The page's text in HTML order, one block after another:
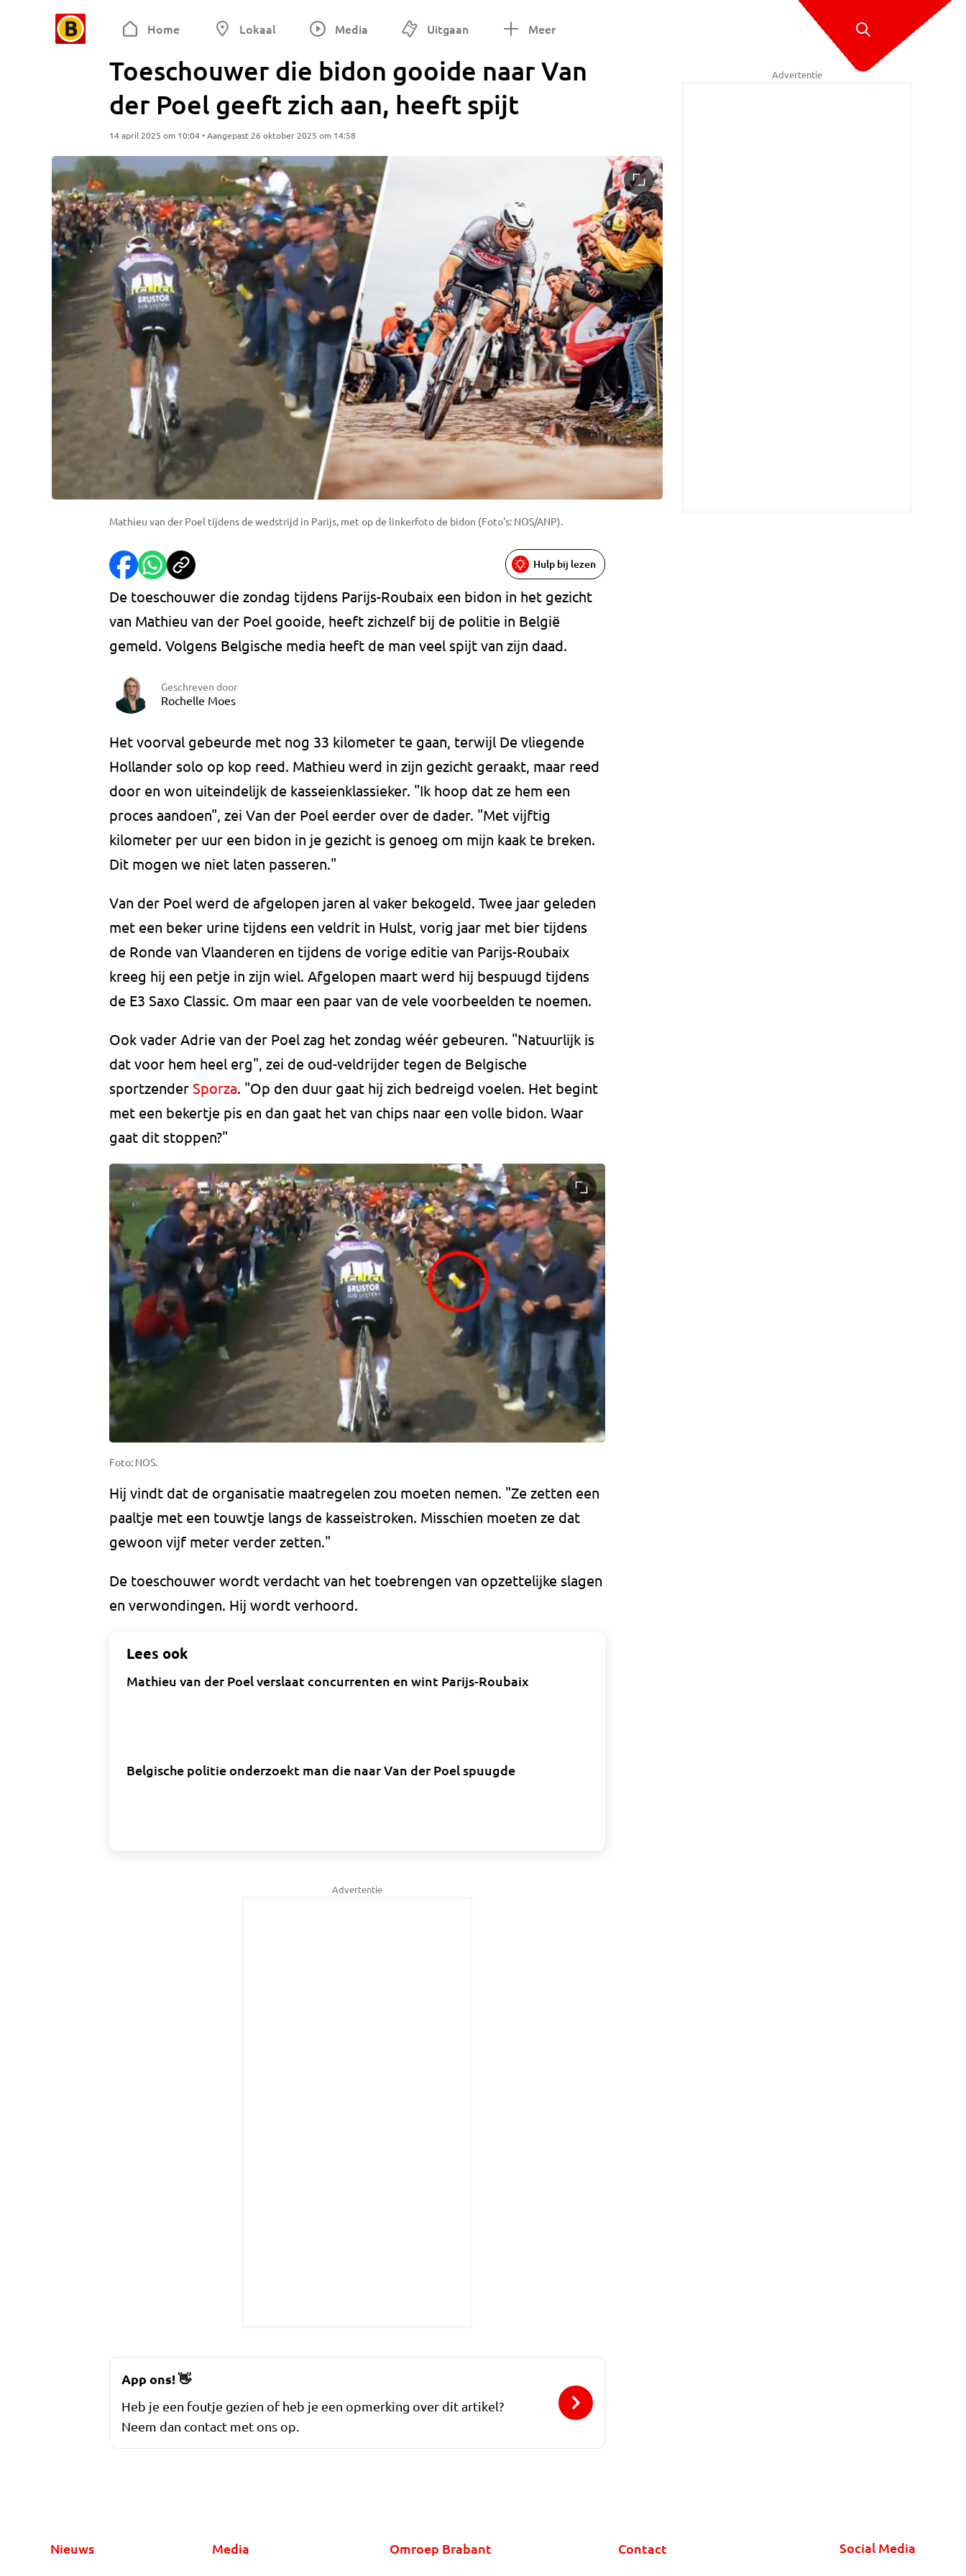
Home Lokaal Media Uitgaan Meer
Toeschouwer die bidon gooide naar Van
der Poel geeft zich aan, heeft spijt
14 april 2025 om 10:04 • Aangepast 26 oktober 2025 om 14:58
Mathieu van der Poel tijdens de wedstrijd in Parijs, met op de linkerfoto de bidon (Foto's: NOS/ANP).
Hulp bij lezen
De toeschouwer die zondag tijdens Parijs-Roubaix een bidon in het gezicht
van Mathieu van der Poel gooide, heeft zichzelf bij de politie in België
gemeld. Volgens Belgische media heeft de man veel spijt van zijn daad.
Geschreven door
Rochelle Moes
Het voorval gebeurde met nog 33 kilometer te gaan, terwijl De vliegende
Hollander solo op kop reed. Mathieu werd in zijn gezicht geraakt, maar reed
door en won uiteindelijk de kasseienklassieker. "Ik hoop dat ze hem een
proces aandoen", zei Van der Poel eerder over de dader. "Met vijftig
kilometer per uur een bidon in je gezicht is genoeg om mijn kaak te breken.
Dit mogen we niet laten passeren."
Van der Poel werd de afgelopen jaren al vaker bekogeld. Twee jaar geleden
met een beker urine tijdens een veldrit in Hulst, vorig jaar met bier tijdens
de Ronde van Vlaanderen en tijdens de vorige editie van Parijs-Roubaix
kreeg hij een petje in zijn wiel. Afgelopen maart werd hij bespuugd tijdens
de E3 Saxo Classic. Om maar een paar van de vele voorbeelden te noemen.
Ook vader Adrie van der Poel zag het zondag wéér gebeuren. "Natuurlijk is
dat voor hem heel erg", zei de oud-veldrijder tegen de Belgische
sportzender Sporza. "Op den duur gaat hij zich bedreigd voelen. Het begint
met een bekertje pis en dan gaat het van chips naar een volle bidon. Waar
gaat dit stoppen?"
Foto: NOS.
Hij vindt dat de organisatie maatregelen zou moeten nemen. "Ze zetten een
paaltje met een touwtje langs de kasseistroken. Misschien moeten ze dat
gewoon vijf meter verder zetten."
De toeschouwer wordt verdacht van het toebrengen van opzettelijke slagen
en verwondingen. Hij wordt verhoord.
Lees ook
Mathieu van der Poel verslaat concurrenten en wint Parijs-Roubaix
Belgische politie onderzoekt man die naar Van der Poel spuugde
Advertentie
Advertentie
App ons!👋
Heb je een foutje gezien of heb je een opmerking over dit artikel?
Neem dan contact met ons op.
Nieuws Media Omroep Brabant Contact Social Media